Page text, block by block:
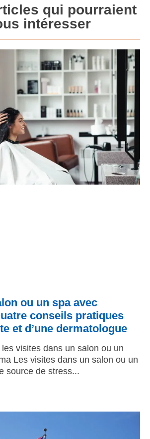
qui pourraient
intéresser
ou un spa avec
conseils pratiques
et d’une dermatologue
visites dans un salon ou un
Les visites dans un salon ou un
source de stress